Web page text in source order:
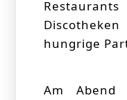
hungrige
Am Abend